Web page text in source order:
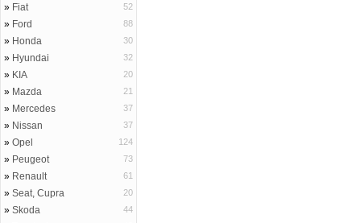
» Fiat 52
» Ford 88
» Honda 30
» Hyundai 32
» KIA 20
» Mazda 21
» Mercedes 37
» Nissan 37
» Opel 124
» Peugeot 73
» Renault 61
» Seat, Cupra 20
» Skoda 44